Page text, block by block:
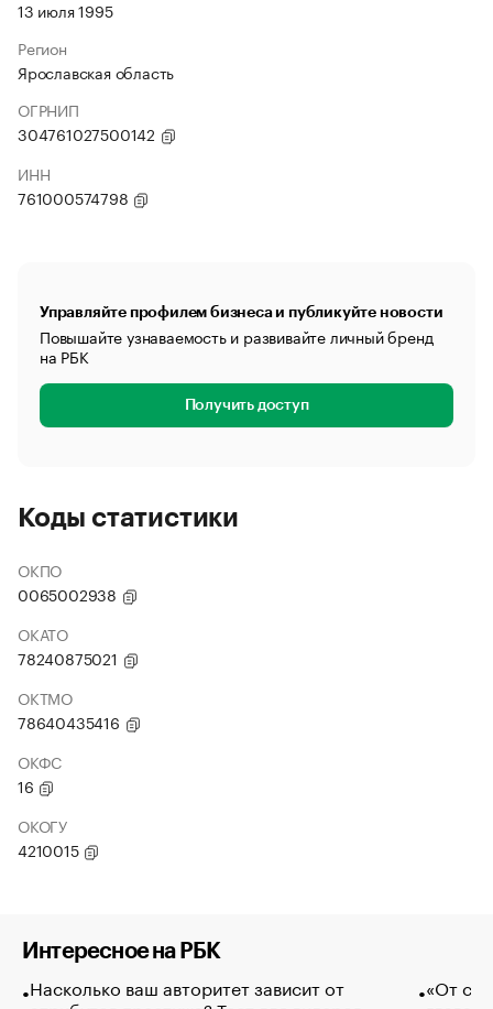
13 июля 1995
Регион
Ярославская область
ОГРНИП
304761027500142
ИНН
761000574798
Управляйте профилем бизнеса и публикуйте новости
Повышайте узнаваемость и развивайте личный бренд
на РБК
Получить доступ
Коды статистики
ОКПО
0065002938
ОКАТО
78240875021
ОКТМО
78640435416
ОКФС
16
ОКОГУ
4210015
Интересное на РБК
Насколько ваш авторитет зависит от
«От